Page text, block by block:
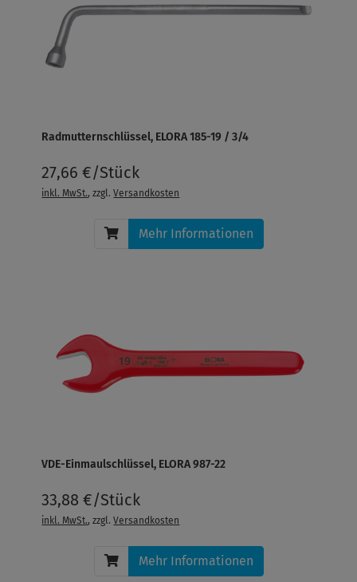
Radmutternschlüssel, ELORA 185-19 / 3/4
27,66 €/Stück
inkl. MwSt., zzgl.Versandkosten
Mehr Informationen
VDE-Einmaulschlüssel, ELORA 987-22
33,88 €/Stück
inkl. MwSt., zzgl.Versandkosten
Mehr Informationen